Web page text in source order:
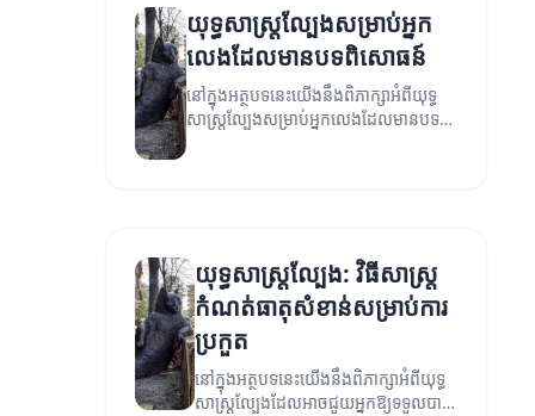
យុទ្ធសាស្ត្រល្បែងសម្រាប់អ្នក
លេងដែលមានបទពិសោធន៍
នៅក្នុងអត្ថបទនេះយើងនឹងពិភាក្សាអំពីយុទ្ធ
សាស្ត្រល្បែងសម្រាប់អ្នកលេងដែលមានបទ
យុទ្ធសាស្ត្រល្បែង: វិធីសាស្ត្រ
កំណត់ធាតុសំខាន់សម្រាប់ការ
ប្រកួត
នៅក្នុងអត្ថបទនេះយើងនឹងពិភាក្សាអំពីយុទ្ធ
សាស្ត្រល្បែងដែលអាចជួយអ្នកឱ្យទទួលបាន